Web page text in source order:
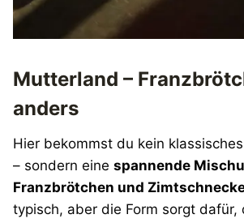
Mutterland –
anders
Hier bekommst du kein
– sondern eine spannende
Franzbrötchen und
typisch, aber die Form sorgt dafür,